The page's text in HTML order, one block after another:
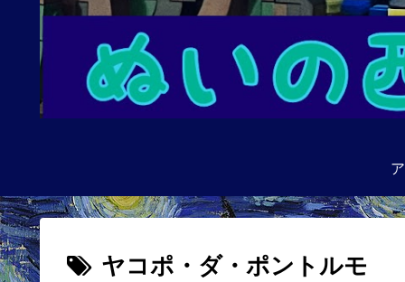
ヤコポ・ダ・ポントルモ